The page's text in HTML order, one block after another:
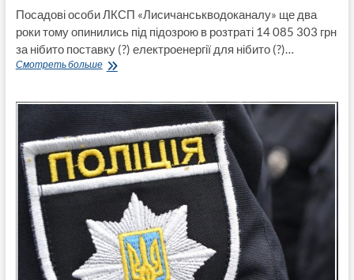
Посадові особи ЛКСП «Лисичанськводоканалу» ще два
роки тому опинились під підозрою в розтраті 14 085 303 грн
за нібито поставку (?) електроенергії для нібито (?)…
Смотреть большеСправа
звинувачення
«зависло»:
Посадовці
«Лисичанськводоканалу»
під
підозрою
в
розтраті
більше
14
млн
грн
за